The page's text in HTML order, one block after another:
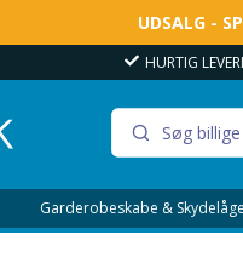
UDSALG -
HURTIG
Garderobeskabe &